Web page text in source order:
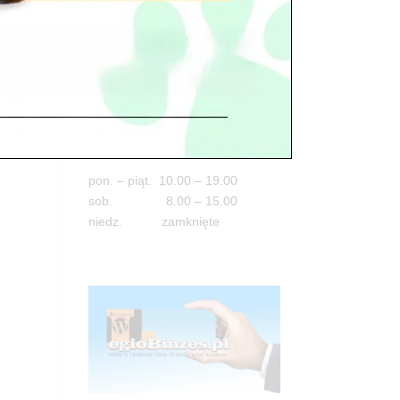
05-100 Nowy Dwór Mazowiecki
tel. 503 900 215
pon. – piąt. 10.00 – 19.00
sob. 8.00 – 15.00
niedz. zamknięte